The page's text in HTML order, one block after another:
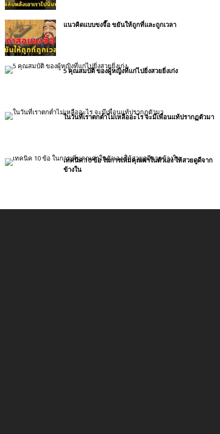
แนวคิดแบบขงจื๊อ ขยันให้ถูกที่และถูกเวลา
5 คุณสมบัติ ของผู้หญิงที่แก่ไปยิ่งสวยยิ่งเก่ง
ในวันที่เราตกต่ำไม่เหลืออะไร จะมีเพื่อนแท้ปรากฏตัวมา
เทคนิค 10 ข้อ ในการเพิ่มคุณค่าในตัวเอง ให้สวยดูดีจาก
ข้างใน